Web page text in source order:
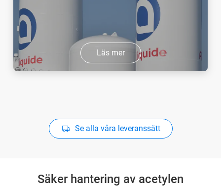
Läs mer
Se alla våra leveranssätt
Säker hantering av acetylen